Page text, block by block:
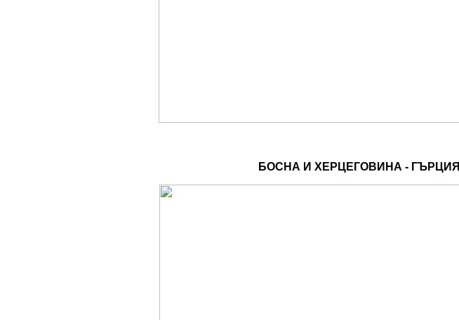
БОСНА И ХЕРЦЕГОВИНА - ГЪРЦИЯ